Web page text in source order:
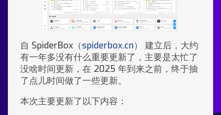
自 SpiderBox（spiderbox.cn） 建立后，大约
有一年多没有什么重要更新了，主要是太忙了
没啥时间更新，在 2025 年到来之前，终于抽
了点儿时间做了一些更新。
本次主要更新了以下内容：